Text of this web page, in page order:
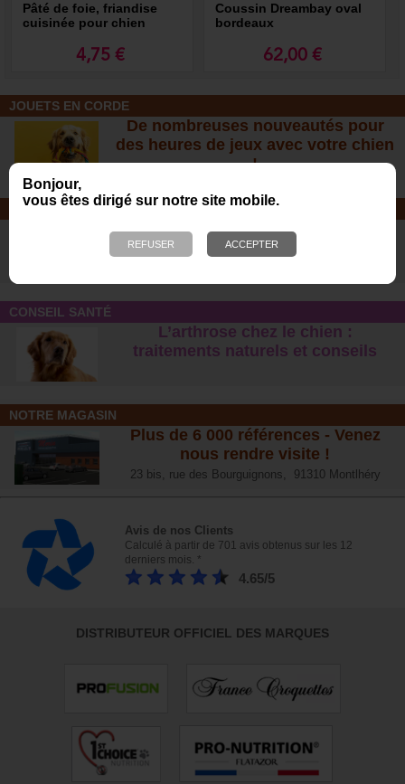
Bonjour,
vous êtes dirigé sur notre site mobile.
Pâté de foie, friandise
cuisinée pour chien
4,75 €
Coussin Dreambay oval
bordeaux
62,00 €
JOUETS EN CORDE
De nombreuses nouveautés pour
des heures de jeux avec votre chien
!
SOINS ET SHAMPOOING
Tout pour l'hygiène et les soins de
votre chien !
CONSEIL SANTÉ
L’arthrose chez le chien :
traitements naturels et conseils
NOTRE MAGASIN
Plus de 6 000 références - Venez
nous rendre visite !
23 bis, rue des Bourguignons, 91310 Montlhéry
Avis de nos Clients
Calculé à partir de 701 avis obtenus sur les 12
derniers mois. *
4.65/5
DISTRIBUTEUR OFFICIEL DES MARQUES